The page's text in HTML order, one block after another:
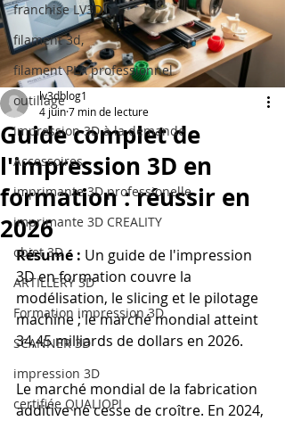
franchise LV3D,
filament 3d,
filament PLA professionnel
outillage
impression 3D à la demande
Accessoires
imprimante 3D professionelle
imprimante 3D CREALITY
objet 3D
ARTILLERY 3D
Formation impression 3D
SCANNER 3D
impression 3D
certifiée QUALIOPI
Guide complet de
l'impression 3D en
formation : réussir en
2026
lv3dblog1
4 juin7 min de lecture
Résumé : Un guide de l'impression
3D en formation couvre la
modélisation, le slicing et le pilotage
machine ; le marché mondial atteint
34,45 milliards de dollars en 2026.
Le marché mondial de la fabrication
additive ne cesse de croître. En 2024,